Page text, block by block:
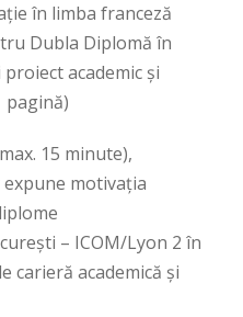
în limba franceză
Dubla Diplomă în
academic și
pagină)
15 minute),
motivația
– ICOM/Lyon 2 în
carieră academică și